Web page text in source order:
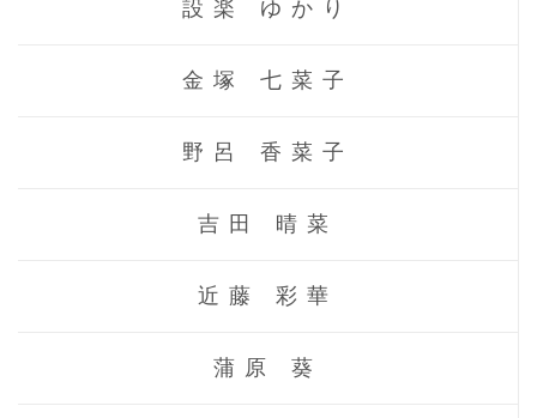
設楽 ゆかり
金塚 七菜子
野呂 香菜子
吉田 晴菜
近藤 彩華
蒲原 葵